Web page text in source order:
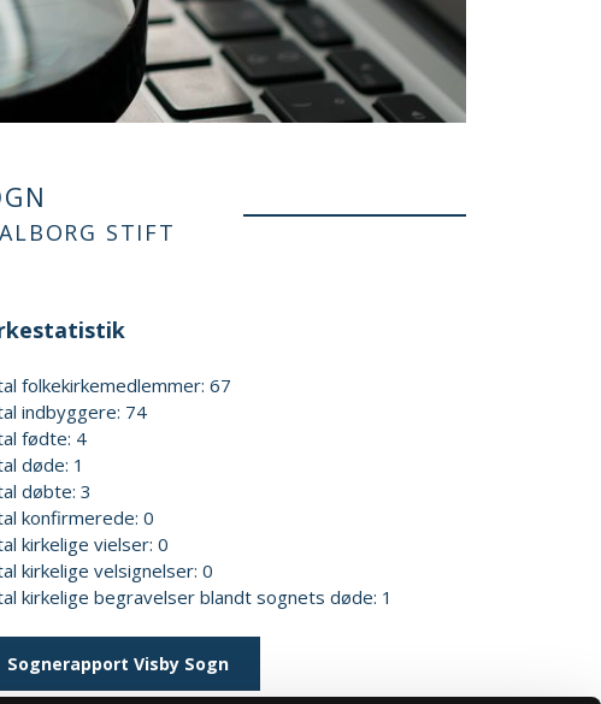
STIFT
folkekirkemedlemmer: 67
indbyggere: 74
fødte: 4
døde: 1
døbte: 3
konfirmerede: 0
kirkelige vielser: 0
kirkelige velsignelser: 0
kirkelige begravelser blandt sognets døde: 1
Sognerapport Visby Sogn